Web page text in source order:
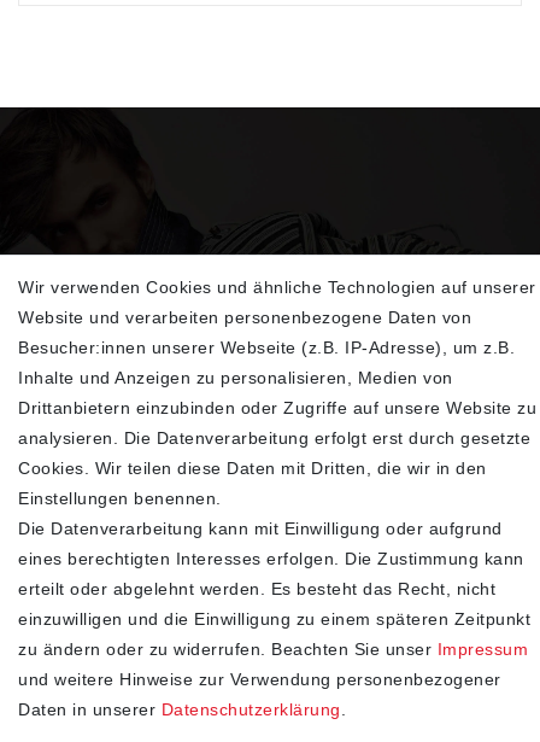
Sehen Sie sich unsere neu eingetroffenen
Highlights an
SHOP
Impressum
Daten­schutz­erklärung
Wir verwenden Cookies und ähnliche Technologien auf unserer
Website und verarbeiten personenbezogene Daten von
Besucher:innen unserer Webseite (z.B. IP-Adresse), um z.B.
Inhalte und Anzeigen zu personalisieren, Medien von
Drittanbietern einzubinden oder Zugriffe auf unsere Website zu
analysieren. Die Datenverarbeitung erfolgt erst durch gesetzte
Cookies. Wir teilen diese Daten mit Dritten, die wir in den
Einstellungen benennen.
Die Datenverarbeitung kann mit Einwilligung oder aufgrund
eines berechtigten Interesses erfolgen. Die Zustimmung kann
erteilt oder abgelehnt werden. Es besteht das Recht, nicht
einzuwilligen und die Einwilligung zu einem späteren Zeitpunkt
zu ändern oder zu widerrufen. Beachten Sie unser Impressum
und weitere Hinweise zur Verwendung personenbezogener
Daten in unserer Daten­schutz­erklärung